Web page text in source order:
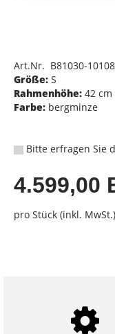
Art.Nr. B81030-
Größe: S
Rahmenhöhe: 42 cm
Farbe: bergminze
Bitte erfragen Sie
4.599,00
pro Stück (inkl. MwSt.)